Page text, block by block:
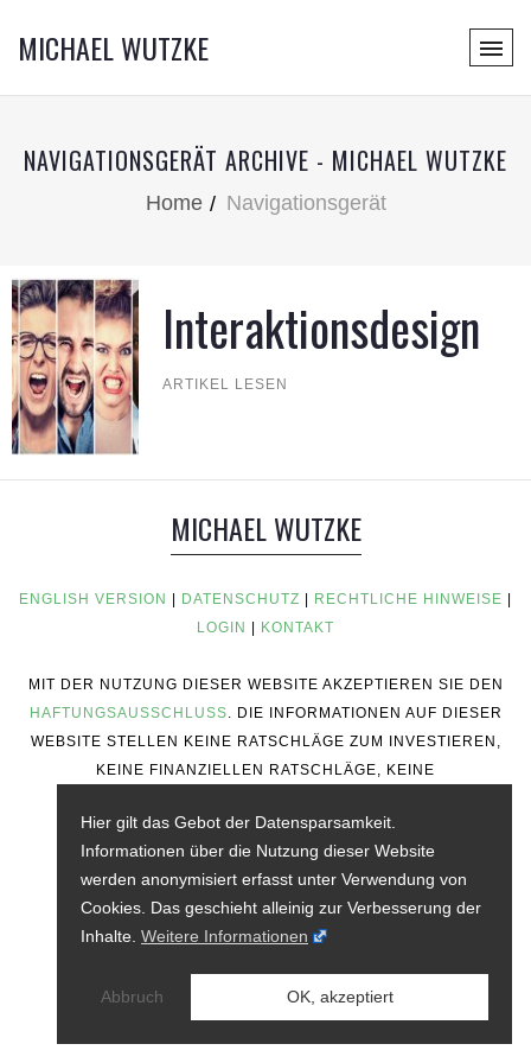
MICHAEL WUTZKE
NAVIGATIONSGERÄT ARCHIVE - MICHAEL WUTZKE
Home Navigationsgerät
Interaktionsdesign
ARTIKEL LESEN
MICHAEL WUTZKE
ENGLISH VERSION DATENSCHUTZ RECHTLICHE HINWEISE
LOGIN
KONTAKT
MIT DER NUTZUNG DIESER WEBSITE AKZEPTIEREN SIE DEN
HAFTUNGSAUSSCHLUSS. DIE INFORMATIONEN AUF DIESER
WEBSITE STELLEN KEINE RATSCHLÄGE ZUM INVESTIEREN,
KEINE FINANZIELLEN RATSCHLÄGE, KEINE
RATSCHLÄGEN DAR.
Hier gilt das Gebot der Datensparsamkeit.
Informationen über die Nutzung dieser Website
werden anonymisiert erfasst unter Verwendung von
Cookies. Das geschieht alleinig zur Verbesserung der
Inhalte. Weitere Informationen
Abbruch OK, akzeptiert